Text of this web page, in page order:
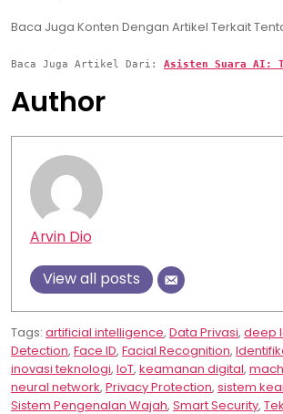
Baca Juga Konten Dengan Artikel Terkait
Baca Juga Artikel Dari: Asisten Suara AI:
Author
Arvin Dio
View all posts
Tags: artificial intelligence, Data Privasi, deep
Detection, Face ID, Facial Recognition,
inovasi teknologi, IoT, keamanan digital,
neural network, Privacy Protection, sistem
Sistem Pengenalan Wajah, Smart Security,